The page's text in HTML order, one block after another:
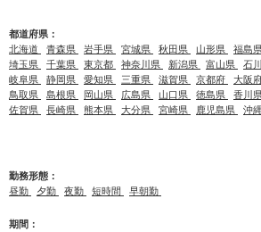
都道府県：
北海道
青森県 岩手県 宮城県 秋田県 山形県 福島
埼玉県
千葉県 東京都 神奈川県 新潟県 富山県 石
岐阜県
静岡県 愛知県 三重県 滋賀県 京都府 大阪
鳥取県
島根県 岡山県 広島県 山口県 徳島県 香川
佐賀県
長崎県 熊本県 大分県 宮崎県 鹿児島県 沖
勤務形態：
昼勤
夕勤 夜勤 短時間 早朝勤
期間：